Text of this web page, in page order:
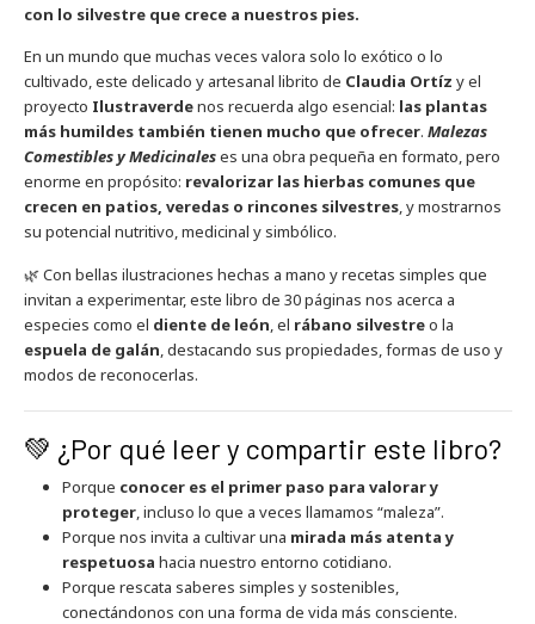
con lo silvestre que crece a nuestros pies.
En un mundo que muchas veces valora solo lo exótico o lo
cultivado, este delicado y artesanal librito de Claudia Ortíz y el
proyecto Ilustraverdenos recuerda algo esencial: las plantas
más humildes también tienen mucho que ofrecer. Malezas
Comestibles y Medicinaleses una obra pequeña en formato, pero
enorme en propósito: revalorizar las hierbas comunes que
crecen en patios, veredas o rincones silvestres, y mostrarnos
su potencial nutritivo, medicinal y simbólico.
🌿 Con bellas ilustraciones hechas a mano y recetas simples que
invitan a experimentar, este libro de 30 páginas nos acerca a
especies como el diente de león, el rábano silvestreo la
espuela de galán, destacando sus propiedades, formas de uso y
modos de reconocerlas.
💚 ¿Por qué leer y compartir este libro?
Porque conocer es el primer paso para valorar y
proteger, incluso lo que a veces llamamos “maleza”.
Porque nos invita a cultivar una mirada más atenta y
respetuosa hacia nuestro entorno cotidiano.
Porque rescata saberes simples y sostenibles,
conectándonos con una forma de vida más consciente.